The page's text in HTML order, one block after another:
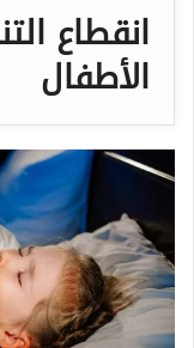
انقطاع
الأطفال